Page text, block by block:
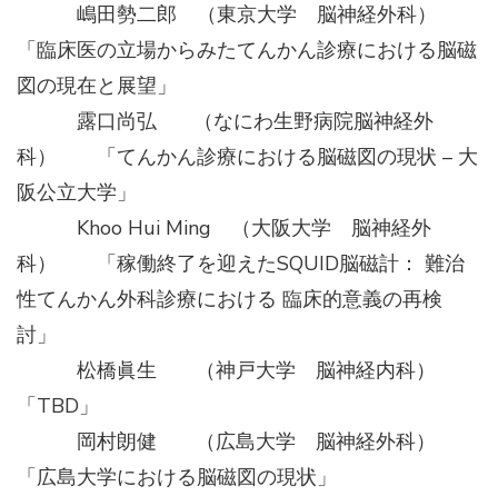
嶋田勢二郎 （東京大学 脳神経外科）
「臨床医の立場からみたてんかん診療における脳磁
図の現在と展望」
露口尚弘 （なにわ生野病院脳神経外
科） 「てんかん診療における脳磁図の現状 – 大
阪公立大学」
Khoo Hui Ming （大阪大学 脳神経外
科） 「稼働終了を迎えたSQUID脳磁計： 難治
性てんかん外科診療における 臨床的意義の再検
討」
松橋眞生 （神戸大学 脳神経内科）
「TBD」
岡村朗健 （広島大学 脳神経外科）
「広島大学における脳磁図の現状」